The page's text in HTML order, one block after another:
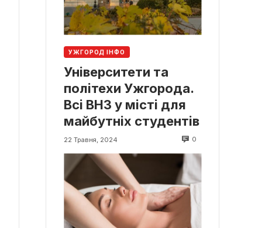
УЖГОРОД ІНФО
Університети та
політехи Ужгорода.
Всі ВНЗ у місті для
майбутніх студентів
22 Травня, 2024 0